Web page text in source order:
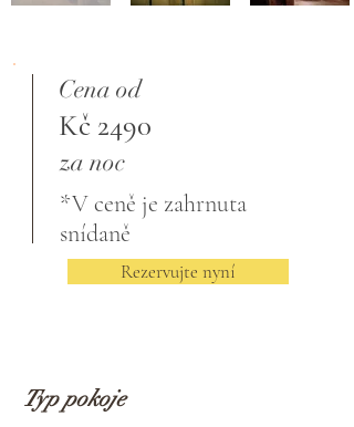
Cena od
Kč 2490
za noc
*V ceně je zahrnuta
snídaně
Rezervujte nyní
Typ pokoje